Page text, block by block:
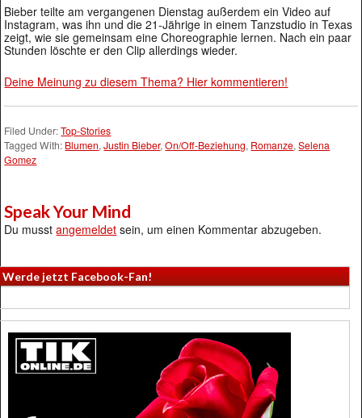
Bieber teilte am vergangenen Dienstag außerdem ein Video auf
Instagram, was ihn und die 21-Jährige in einem Tanzstudio in Texas
zeigt, wie sie gemeinsam eine Choreographie lernen. Nach ein paar
Stunden löschte er den Clip allerdings wieder.
Deine Meinung zu diesem Thema? Hier kommentieren!
Filed Under:Top-Stories
Tagged With: Blumen,Justin Bieber,On/Off-Beziehung, Romanze,Selena
Gomez
Speak Your Mind
Du musstangemeldet sein, um einen Kommentar abzugeben.
Werde jetzt Facebook-Fan!